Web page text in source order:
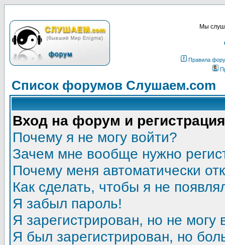
Мы
Правила
Список форумов Слушаем.com
Вход на форум и регистрация
Почему я не могу войти?
Зачем мне вообще нужно
Почему меня автоматически
Как сделать, чтобы я не
Я забыл пароль!
Я зарегистрирован, но не могу
Я был зарегистрирован, но